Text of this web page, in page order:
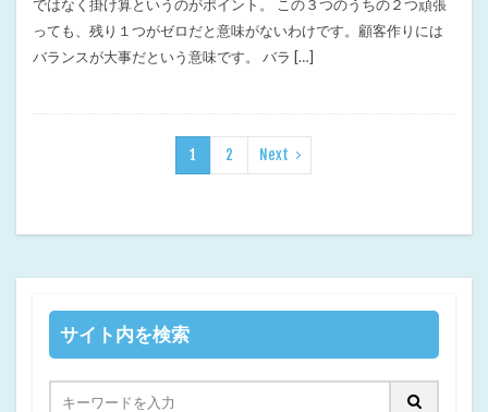
ではなく掛け算というのがポイント。 この３つのうちの２つ頑張
っても、残り１つがゼロだと意味がないわけです。顧客作りには
バランスが大事だという意味です。 バラ […]
1 2 Next
サイト内を検索